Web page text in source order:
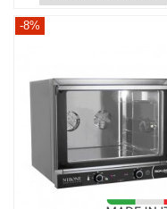
-8%